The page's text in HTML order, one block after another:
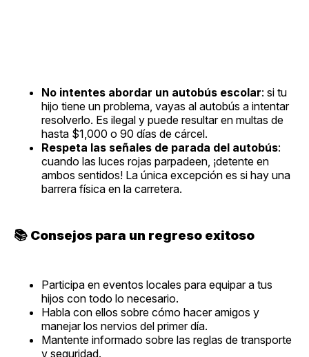
No intentes abordar un autobús escolar: si tu
hijo tiene un problema, vayas al autobús a intentar
resolverlo. Es ilegal y puede resultar en multas de
hasta $1,000 o 90 días de cárcel.
Respeta las señales de parada del autobús:
cuando las luces rojas parpadeen, ¡detente en
ambos sentidos! La única excepción es si hay una
barrera física en la carretera.
📚 Consejos para un regreso exitoso
Participa en eventos locales para equipar a tus
hijos con todo lo necesario.
Habla con ellos sobre cómo hacer amigos y
manejar los nervios del primer día.
Mantente informado sobre las reglas de transporte
y seguridad.